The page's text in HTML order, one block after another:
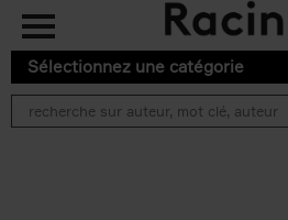
Aller au contenu principal
Sélectionnez une catégorie